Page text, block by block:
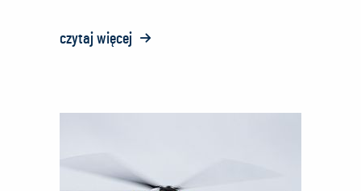
czytaj więcej o:
dostarczyły
Black